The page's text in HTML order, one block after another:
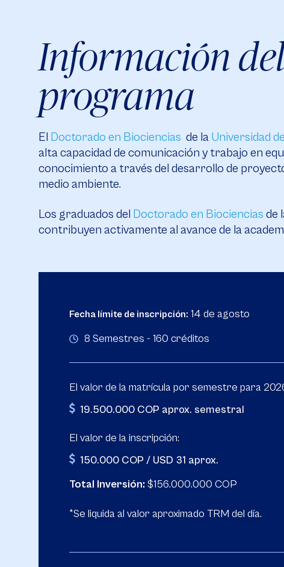
Información
programa
El Doctorado en Biociencias de la Universidad
alta capacidad de comunicación y trabajo en
conocimiento a través del desarrollo de
medio ambiente.
Los graduados del Doctorado en Biociencias de
contribuyen activamente al avance de la
Fecha límite de inscripción: 14 de agosto
8 Semestres - 160 créditos
El valor de la matrícula por semestre para
19.500.000 COP aprox. semestral
El valor de la inscripción:
150.000 COP / USD 31 aprox.
Total Inversión: $156.000.000 COP
*Se liquida al valor aproximado TRM del día.